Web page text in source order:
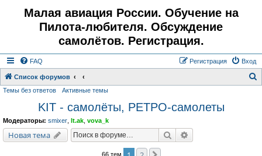
Малая авиация России. Обучение на
Пилота-любителя. Обсуждение
самолётов. Регистрация.
FAQ Вход
Регистрация
Список форумов
Темы без ответов Активные темы
KIT - самолёты, РЕТРО-самолеты
Модераторы: smixer lt.ak vova_k
Новая тема Поиск
66 тем